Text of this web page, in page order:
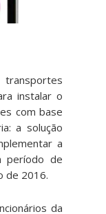
transportes
instalar o
com base
a solução
a
período de
de 2016.
da